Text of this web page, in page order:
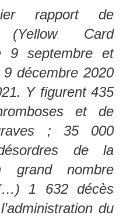
rapport de
(Yellow Card
9 septembre et
décembre 2020
Y figurent 435
et de
; 35 000
de la
grand nombre
(…) 1 632 décès
du